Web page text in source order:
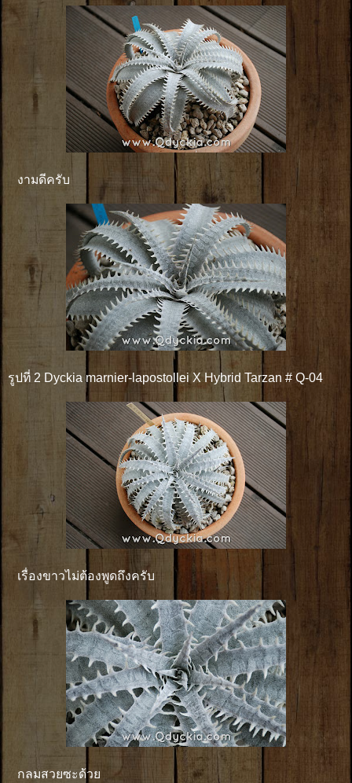
งามดีครับ
รูปที่ 2 Dyckia marnier-lapostollei X Hybrid Tarzan # Q-04
เรื่องขาวไม่ต้องพูดถึงครับ
กลมสวยซะด้วย